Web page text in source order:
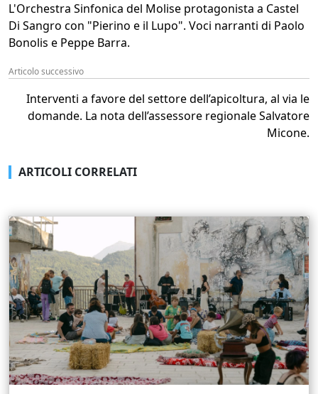
L'Orchestra Sinfonica del Molise protagonista a Castel
Di Sangro con "Pierino e il Lupo". Voci narranti di Paolo
Bonolis e Peppe Barra.
Articolo successivo
Interventi a favore del settore dell’apicoltura, al via le
domande. La nota dell’assessore regionale Salvatore
Micone.
ARTICOLI CORRELATI